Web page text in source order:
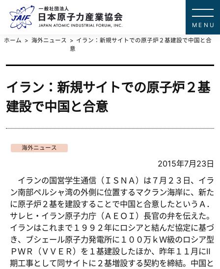
ホーム 海外ニュース
イラン：新規サイトでの原子炉２基建設で中国と合
意
イラン：新規サイトでの原子炉２基
建設で中国と合意
海外ニュース
2015年7月23日
イランの国営学生通信（ＩＳＮＡ）は７月２３日、イラ
ン南部ペルシャ湾の外側に位置するマクラン海岸に、新た
に原子炉２基を建設することで中国と合意したというＡ．
サレヒ・イラン原子力庁（ＡＥＯＩ）長官の弁を伝えた。
イランはこれまで１９９２年にロシアと結んだ協定に基づ
き、ブシェール原子力発電所に１００万ｋＷ級のロシア型
ＰＷＲ（ＶＶＥＲ）を１基建設したほか、昨年１１月にⅡ
期工事として同サイトに２基増設する契約を締結。中国と